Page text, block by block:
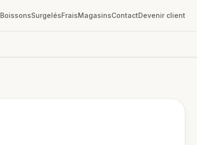
BoissonsSurgelésFraisMagasinsContactDevenir client